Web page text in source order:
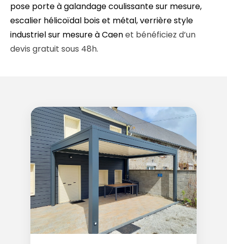
pose porte à galandage coulissante sur mesure,
escalier hélicoïdal bois et métal, verrière style
industriel sur mesure à Caenet bénéficiez d’un
devis gratuit sous 48h.